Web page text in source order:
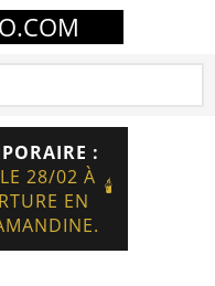
:
28/02 À
EN
🕯️